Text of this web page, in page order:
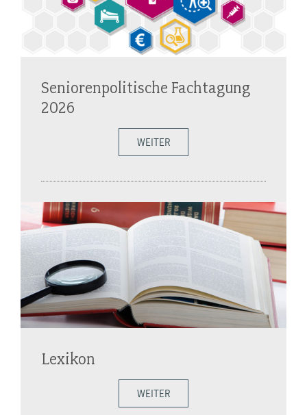
Seniorenpolitische Fachtagung
2026
WEITER
Lexikon
WEITER